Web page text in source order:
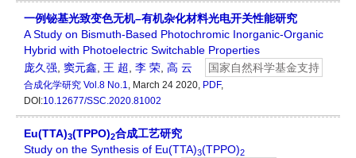
一例铋基光致变色无机–有机杂化材料光电开关性能研究
A Study on Bismuth-Based Photochromic Inorganic-Organic
Hybrid with Photoelectric Switchable Properties
庞久强, 窦元鑫, 王 超, 李 荣, 高 云 国家自然科学基金支持
合成化学研究 Vol.8 No.1, March 24 2020, PDF,
DOI:10.12677/SSC.2020.81002
Eu(TTA)3(TPPO)2合成工艺研究
Study on the Synthesis of Eu(TTA)3(TPPO)2